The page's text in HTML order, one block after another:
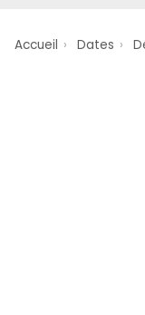
Accueil › Dates ›